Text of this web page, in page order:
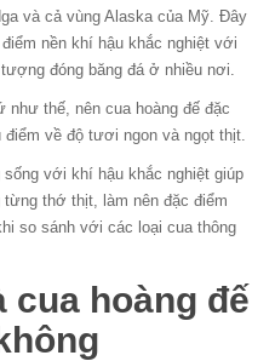
và cả vùng Alaska của Mỹ. Đây
nền khí hậu khắc nghiệt với
đóng băng đá ở nhiều nơi.
như thế, nên cua hoàng đế đặc
về độ tươi ngon và ngọt thịt.
với khí hậu khắc nghiệt giúp
thớ thịt, làm nên đặc điểm
so sánh với các loại cua thông
cua hoàng đế